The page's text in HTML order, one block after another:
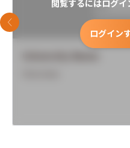
閲覧するにはログイ
ログイン
前のスライド